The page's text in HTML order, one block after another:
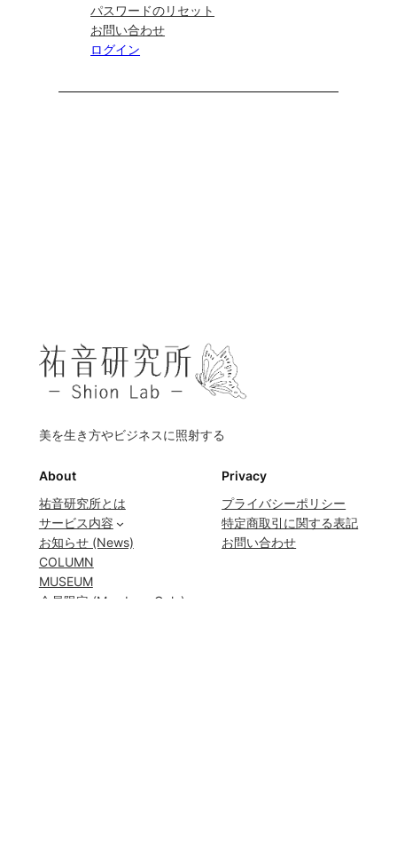
パスワードのリセット
お問い合わせ
ログイン
美を生き方やビジネスに照射する
About
祐音研究所とは
サービス内容
お知らせ (News)
COLUMN
MUSEUM
会員限定 (Members Only)
Privacy
プライバシーポリシー
特定商取引に関する表記
お問い合わせ